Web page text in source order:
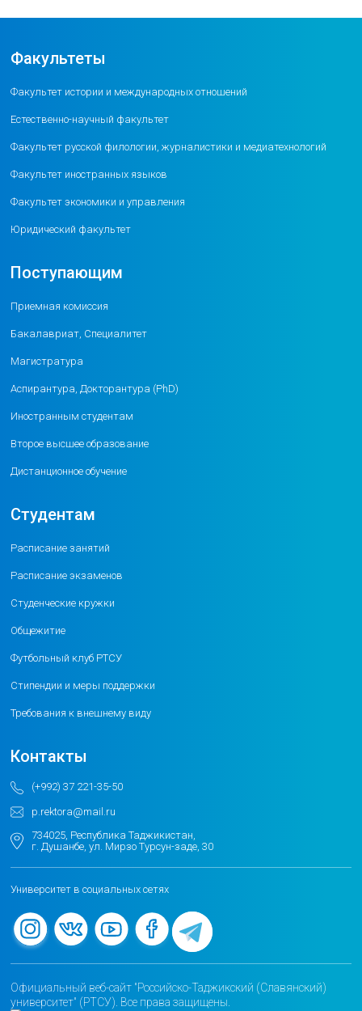
Факультеты
Факультет истории и международных отношений
Естественно-научный факультет
Факультет русской филологии, журналистики и медиатехнологий
Факультет иностранных языков
Факультет экономики и управления
Юридический факультет
Поступающим
Приемная комиссия
Бакалавриат, Специалитет
Магистратура
Аспирантура, Докторантура (PhD)
Иностранным студентам
Второе высшее образование
Дистанционное обучение
Студентам
Расписание занятий
Расписание экзаменов
Студенческие кружки
Общежитие
Футбольный клуб РТСУ
Стипендии и меры поддержки
Требования к внешнему виду
Контакты
(+992) 37 221-35-50
p.rektora@mail.ru
734025, Республика Таджикистан,
г. Душанбе, ул. Мирзо Турсун-заде, 30
Университет в социальных сетях
Официальный веб-сайт "Российско-Таджикский (Славянский)
университет" (РТСУ). Все права защищены.